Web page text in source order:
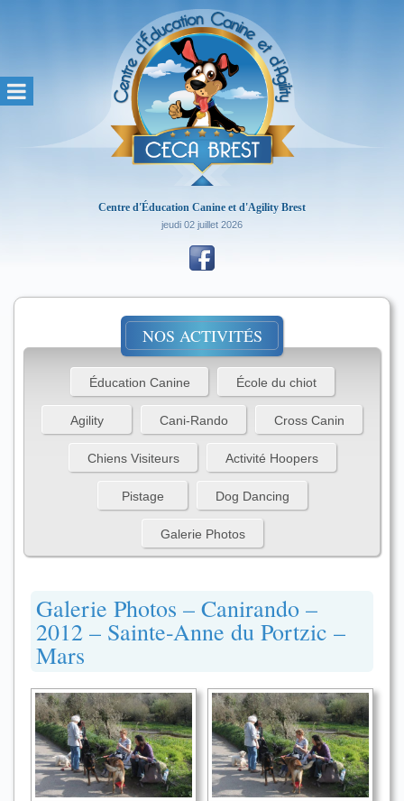
Centre d'Éducation Canine et d'Agility Brest
jeudi 02 juillet 2026
NOS ACTIVITÉS
Éducation Canine École du chiot
Agility Cani-Rando Cross Canin
Chiens Visiteurs Activité Hoopers
Pistage Dog Dancing
Galerie Photos
Galerie Photos – Canirando –
2012 – Sainte-Anne du Portzic –
Mars